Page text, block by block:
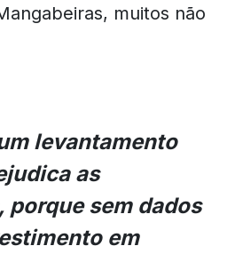
muitos não
levantamento
as
porque sem dados
em